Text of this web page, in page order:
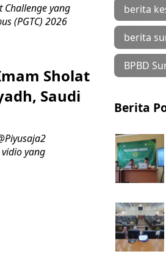
Challenge yang
(PGTC) 2026
Sholat
Saudi
yang
berita
berita
BPBD
Berita